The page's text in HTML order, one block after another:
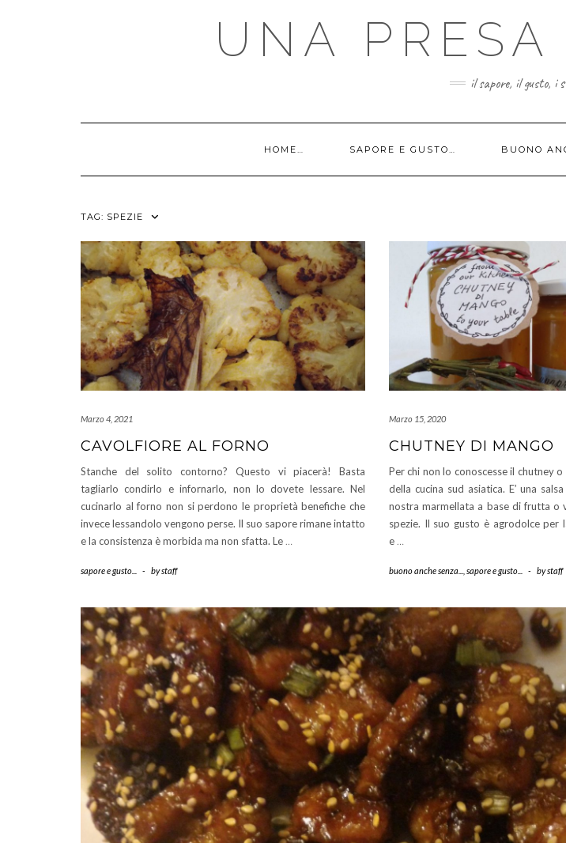
UNA
il sapore, il gusto, i
HOME… SAPORE E GUSTO… BUONO
TAG: SPEZIE
Marzo 4, 2021
CAVOLFIORE AL FORNO
Stanche del solito contorno? Questo vi piacerà! Basta
tagliarlo condirlo e infornarlo, non lo dovete lessare. Nel
cucinarlo al forno non si perdono le proprietà benefiche che
invece lessandolo vengono perse. Il suo sapore rimane intatto
e la consistenza è morbida ma non sfatta. Le…
sapore e gusto... - bystaff
Marzo 15, 2020
CHUTNEY DI MANGO
Per chi non lo conoscesse il chutney
della cucina sud asiatica. E’ una
nostra marmellata a base di frutta o
spezie. Il suo gusto è agrodolce per
e…
buono anche senza... sapore e gusto... - bystaff